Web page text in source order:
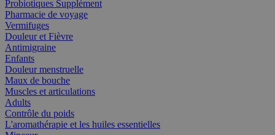
Probiotiques Supplément
Pharmacie de voyage
Vermifuges
Douleur et Fièvre
Antimigraine
Enfants
Douleur menstruelle
Maux de bouche
Muscles et articulations
Adults
Contrôle du poids
L'aromathérapie et les huiles essentielles